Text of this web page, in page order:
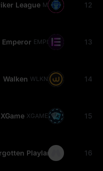
12
League MBS
13
Emperor EMPI
14
Walken WLKN
15
XGame XGAME
16
Playland FP